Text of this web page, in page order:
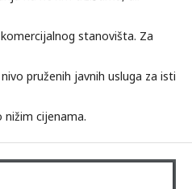
stanovišta. Za
pruženih javnih usluga za isti
cijenama.